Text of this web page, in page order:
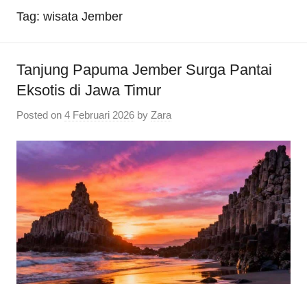
Tag: wisata Jember
Tanjung Papuma Jember Surga Pantai
Eksotis di Jawa Timur
Posted on 4 Februari 2026 by Zara